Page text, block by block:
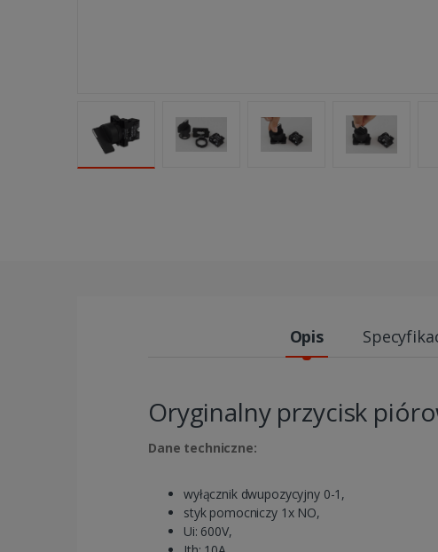
Opis
Oryginalny przycisk
Dane techniczne:
wyłącznik dwupozycyjny 0-1,
styk pomocniczy 1x NO,
Ui: 600V,